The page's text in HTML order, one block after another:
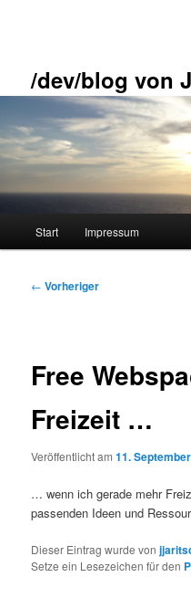
/dev/blog von
Start Impressum
Beitragsnavigation
← Vorheriger
Free
Freizeit …
Veröffentlicht am11.
… wenn ich gerade mehr
passenden Ideen und
Dieser Eintrag wurde von
Setze ein Lesezeichen für den